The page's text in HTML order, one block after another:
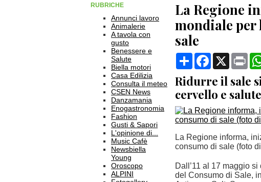
RUBRICHE
Annunci lavoro
Animalerie
A tavola con
gusto
Benessere e
Salute
Biella motori
Casa Edilizia
Consulta il meteo
CSEN News
Danzamania
Enogastronomia
Fashion
Gusti & Sapori
L'opinione di...
Music Cafè
Newsbiella
Young
Oroscopo
ALPINI
La Regione
mondiale per
sale
CondividiFacebook
X
Ridurre il sale
cervello e
La Regione informa,
consumo di sale (foto
Dall’11 al 17 maggio
del Consumo di Sale,